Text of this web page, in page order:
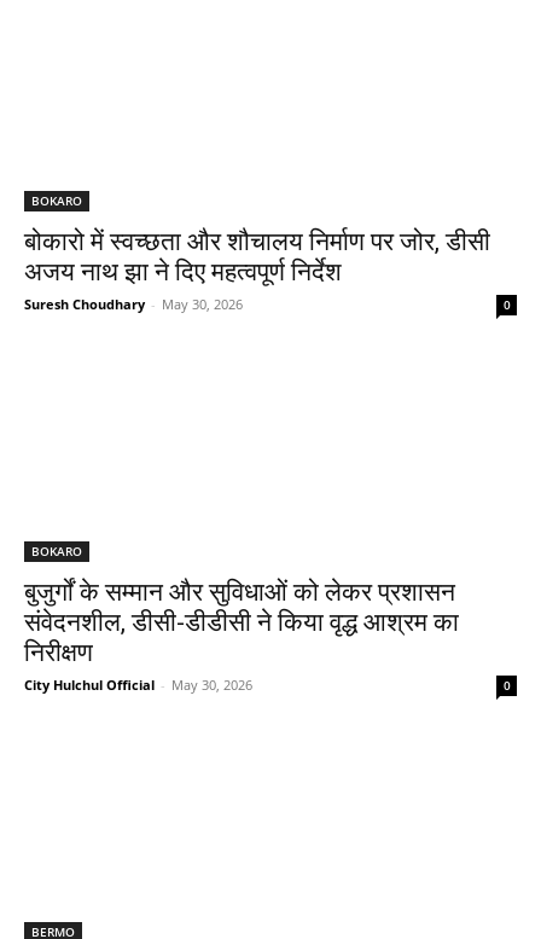
BOKARO
बोकारो में स्वच्छता और शौचालय निर्माण पर जोर, डीसी
अजय नाथ झा ने दिए महत्वपूर्ण निर्देश
Suresh Choudhary - May 30, 2026 0
BOKARO
बुजुर्गों के सम्मान और सुविधाओं को लेकर प्रशासन
संवेदनशील, डीसी-डीडीसी ने किया वृद्ध आश्रम का
निरीक्षण
City Hulchul Official - May 30, 2026 0
BERMO